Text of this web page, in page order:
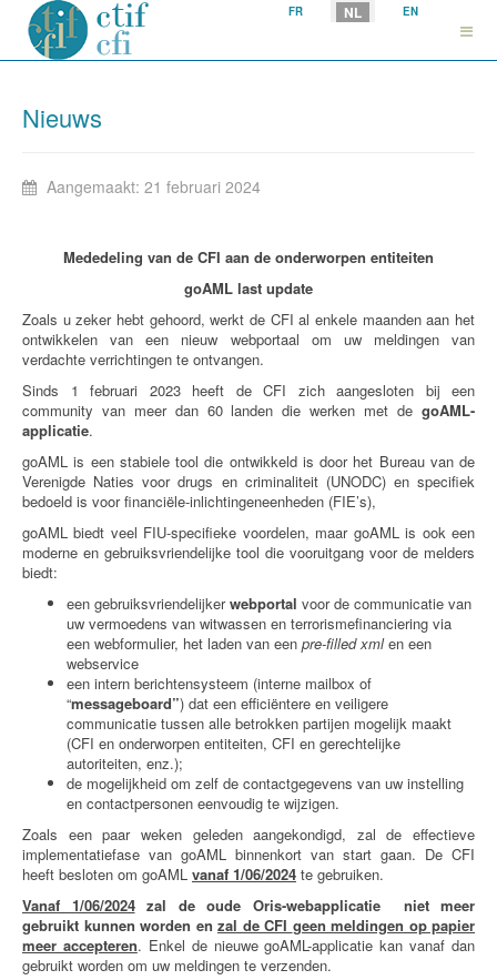
Selecteer uw taal
FR NL EN
Nieuws
Aangemaakt: 21 februari 2024
Mededeling van de CFI aan de onderworpen entiteiten
goAML last update
Zoals u zeker hebt gehoord, werkt de CFI al enkele maanden aan het
ontwikkelen van een nieuw webportaal om uw meldingen van
verdachte verrichtingen te ontvangen.
Sinds 1 februari 2023 heeft de CFI zich aangesloten bij een
community van meer dan 60 landen die werken met de goAML-
applicatie.
goAML is een stabiele tool die ontwikkeld is door het Bureau van de
Verenigde Naties voor drugs en criminaliteit (UNODC) en specifiek
bedoeld is voor financiële-inlichtingeneenheden (FIE’s),
goAML biedt veel FIU-specifieke voordelen, maar goAML is ook een
moderne en gebruiksvriendelijke tool die vooruitgang voor de melders
biedt:
een gebruiksvriendelijkerwebportal voor de communicatie van
uw vermoedens van witwassen en terrorismefinanciering via
een webformulier, het laden van een pre-filled xmlen een
webservice
een intern berichtensysteem (interne mailbox of
“messageboard”) dat een efficiëntere en veiligere
communicatie tussen alle betrokken partijen mogelijk maakt
(CFI en onderworpen entiteiten, CFI en gerechtelijke
autoriteiten, enz.);
de mogelijkheid om zelf de contactgegevens van uw instelling
en contactpersonen eenvoudig te wijzigen.
Zoals een paar weken geleden aangekondigd, zal de effectieve
implementatiefase van goAML binnenkort van start gaan. De CFI
heeft besloten om goAML vanaf 1/06/2024 te gebruiken.
Vanaf 1/06/2024zal de oude Oris-webapplicatie niet meer
gebruikt kunnen worden en zal de CFI geen meldingen op papier
meer accepteren. Enkel de nieuwe goAML-applicatie kan vanaf dan
gebruikt worden om uw meldingen te verzenden.